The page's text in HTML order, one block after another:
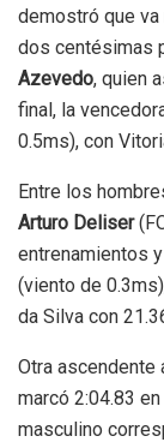
demostró que va
dos centésimas
Azevedo, quien
final, la
0.5ms), con
Entre los
Arturo Deliser
entrenamientos
(viento de
da Silva con
Otra ascendente
marcó 2:04.83
masculino